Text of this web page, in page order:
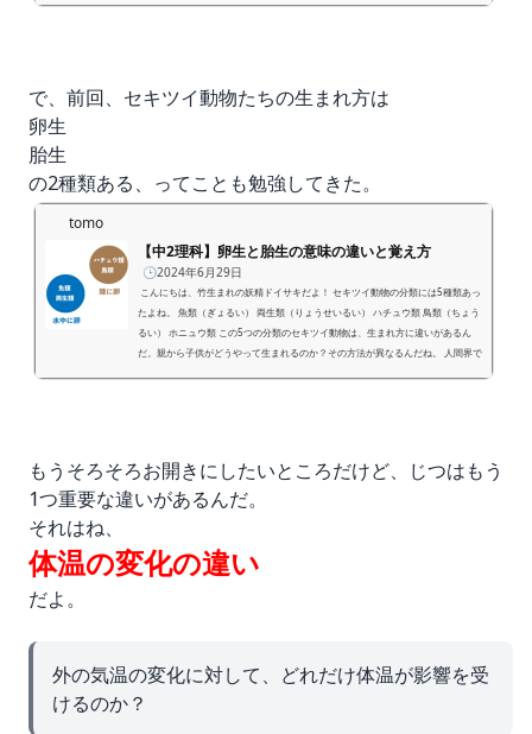
で、前回、セキツイ動物たちの生まれ方は
卵生
胎生
の2種類ある、ってことも勉強してきた。
tomo
【中2理科】卵生と胎生の意味の違いと覚え方
🕒️2024年6月29日
こんにちは、竹生まれの妖精ドイサキだよ！ セキツイ動物の分類には5種類あっ
たよね。 魚類（ぎょるい） 両生類（りょうせいるい） ハチュウ類 鳥類（ちょう
るい） ホニュウ類 この5つの分類のセキツイ動物は、生まれ方に違いがあるん
だ。親から子供がどうやって生まれるのか？その方法が異なるんだね。 人間界で
もうそろそろお開きにしたいところだけど、じつはもう
1つ重要な違いがあるんだ。
それはね、
体温の変化の違い
だよ。
外の気温の変化に対して、どれだけ体温が影響を受
けるのか？